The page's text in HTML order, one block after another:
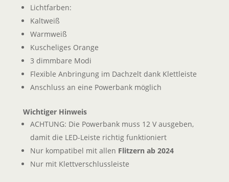
Lichtfarben:
Kaltweiß
Warmweiß
Kuscheliges Orange
3 dimmbare Modi
Flexible Anbringung im Dachzelt dank Klettleiste
Anschluss an eine Powerbank möglich
Wichtiger Hinweis
ACHTUNG: Die Powerbank muss 12 V ausgeben,
damit die LED-Leiste richtig funktioniert
Nur kompatibel mit allen Flitzern ab 2024
Nur mit Klettverschlussleiste